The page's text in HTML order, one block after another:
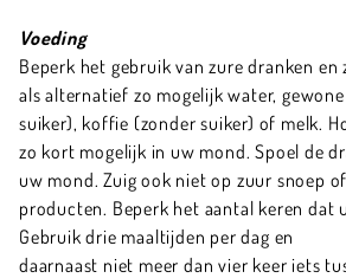
Voeding
Beperk het gebruik van zure dranken en
als alternatief zo mogelijk water,
suiker), koffie (zonder suiker) of melk.
zo kort mogelijk in uw mond. Spoel de
uw mond. Zuig ook niet op zuur snoep
producten. Beperk het aantal keren dat
Gebruik drie maaltijden per dag en
daarnaast niet meer dan vier keer iets